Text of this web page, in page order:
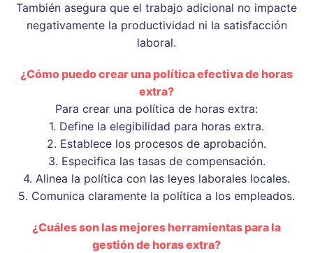
También asegura que el trabajo adicional no impacte
negativamente la productividad ni la satisfacción
laboral.
¿Cómo puedo crear una política efectiva de horas
extra?
Para crear una política de horas extra:
1. Define la elegibilidad para horas extra.
2. Establece los procesos de aprobación.
3. Especifica las tasas de compensación.
4. Alinea la política con las leyes laborales locales.
5. Comunica claramente la política a los empleados.
¿Cuáles son las mejores herramientas para la
gestión de horas extra?